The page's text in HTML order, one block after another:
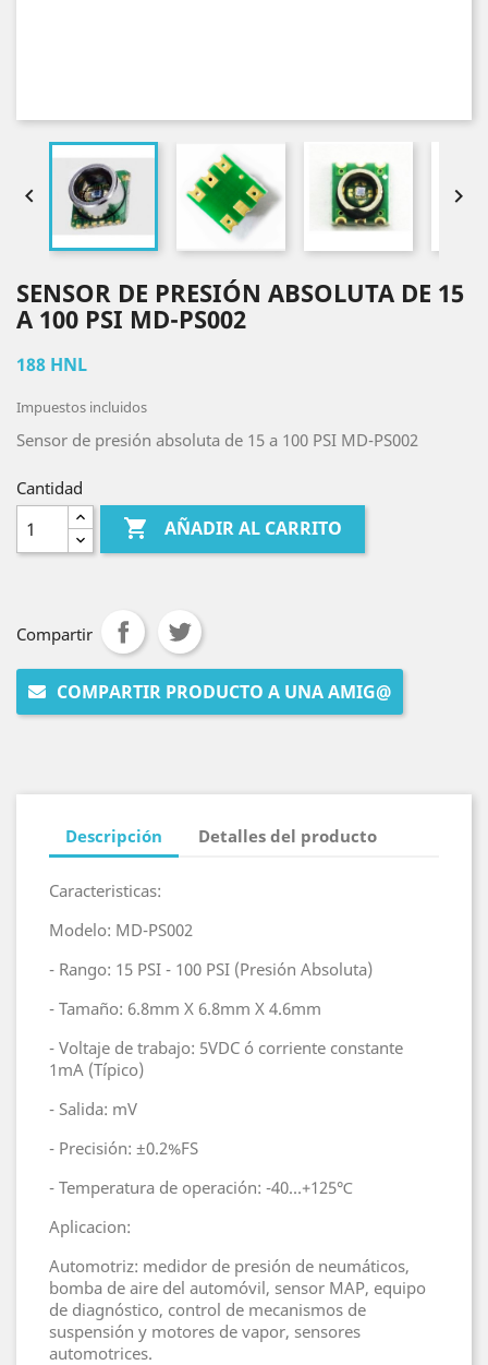
 
SENSOR DE PRESIÓN ABSOLUTA DE 15
A 100 PSI MD-PS002
188 HNL
Impuestos incluidos
Sensor de presión absoluta de 15 a 100 PSI MD-PS002
Cantidad
 AÑADIR AL CARRITO
Compartir
COMPARTIR PRODUCTO A UNA AMIG@
Descripción Detalles del producto
Caracteristicas:
Modelo: MD-PS002
- Rango: 15 PSI - 100 PSI (Presión Absoluta)
- Tamaño: 6.8mm X 6.8mm X 4.6mm
- Voltaje de trabajo: 5VDC ó corriente constante
1mA (Típico)
- Salida: mV
- Precisión: ±0.2%FS
- Temperatura de operación: -40...+125℃
Aplicacion:
Automotriz: medidor de presión de neumáticos,
bomba de aire del automóvil, sensor MAP, equipo
de diagnóstico, control de mecanismos de
suspensión y motores de vapor, sensores
automotrices.